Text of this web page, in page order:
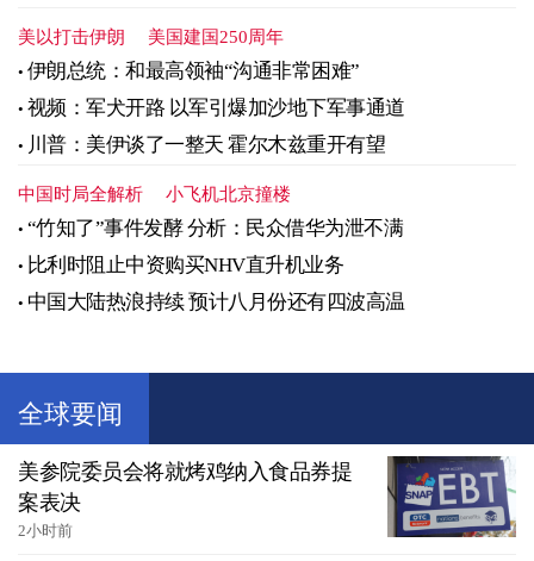
美以打击伊朗 美国建国250周年
伊朗总统：和最高领袖“沟通非常困难”
视频：军犬开路 以军引爆加沙地下军事通道
川普：美伊谈了一整天 霍尔木兹重开有望
中国时局全解析 小飞机北京撞楼
“竹知了”事件发酵 分析：民众借华为泄不满
比利时阻止中资购买NHV直升机业务
中国大陆热浪持续 预计八月份还有四波高温
全球要闻
美参院委员会将就烤鸡纳入食品券提
案表决
2小时前